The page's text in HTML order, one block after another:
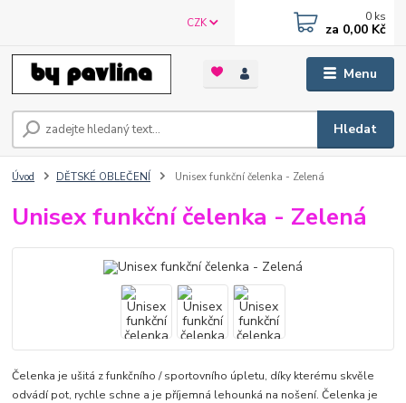
Menu
CZK
Hledat
0 ks
za 0,00 Kč
Úvod DĚTSKÉ OBLEČENÍ Unisex funkční čelenka - Zelená
Unisex funkční čelenka - Zelená
Čelenka je ušitá z funkčního / sportovního úpletu, díky kterému skvěle
odvádí pot, rychle schne a je příjemná lehounká na nošení. Čelenka je